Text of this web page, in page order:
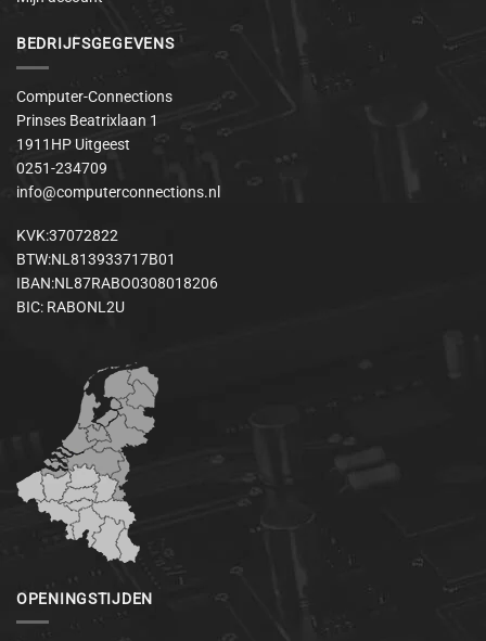
BEDRIJFSGEGEVENS
Computer-Connections
Prinses Beatrixlaan 1
1911HP Uitgeest
0251-234709
info@computerconnections.nl
KVK:37072822
BTW:NL813933717B01
IBAN:NL87RABO0308018206
BIC: RABONL2U
OPENINGSTIJDEN